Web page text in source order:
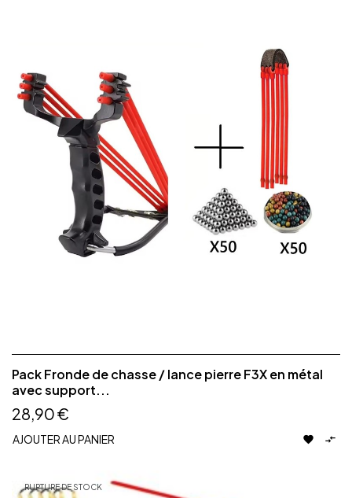
Pack Fronde de chasse / lance pierre F3X en métal
avec support...
28,90 €
AJOUTER AU PANIER  
RUPTURE DE STOCK